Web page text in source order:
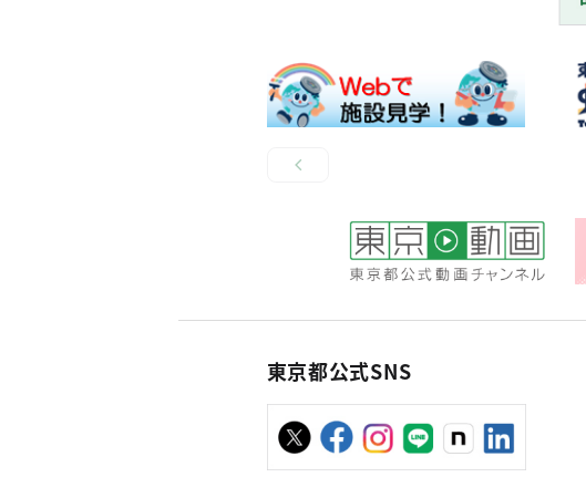
東京都公式SNS